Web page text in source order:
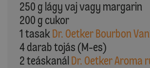
250 g lágy vaj vagy margarin
200 g cukor
1 tasak Dr. Oetker Bourbon
4 darab tojás (M-es)
2 teáskanálDr. Oetker Aroma